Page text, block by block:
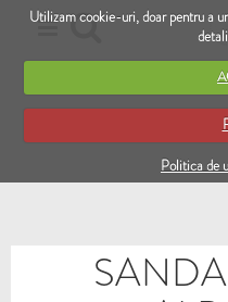
Utilizam cookie-uri, doar pentru a
Politica de